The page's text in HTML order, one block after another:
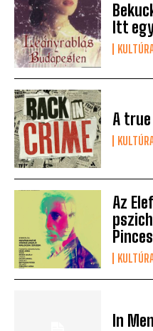
Itt
A
Az
In